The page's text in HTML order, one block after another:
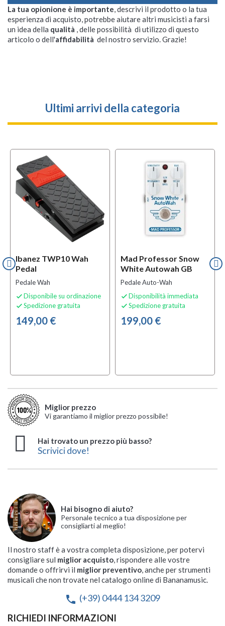
La tua opionione è importante, descrivi il prodotto o la tua
esperienza di acquisto, potrebbe aiutare altri musicisti a farsi
un idea della qualità , delle possibilità di utilizzo di questo
articolo o dell'affidabilità del nostro servizio. Grazie!
Ultimi arrivi della categoria
Ibanez TWP10 Wah
Pedal
Pedale Wah
 Disponibile su ordinazione
 Spedizione gratuita
149,00 €
Mad Professor Snow
White Autowah GB
Pedale Auto-Wah
 Disponibilità immediata
 Spedizione gratuita
199,00 €
Miglior prezzo
Vi garantiamo il miglior prezzo possibile!
Hai trovato un prezzo più basso?
Scrivici dove!
Hai bisogno di aiuto?
Personale tecnico a tua disposizione per
consigliarti al meglio!
Il nostro staff è a vostra completa disposizione, per potervi
consigliare sul miglior acquisto, rispondere alle vostre
domande o offrirvi il miglior preventivo, anche per strumenti
musicali che non trovate nel catalogo online di Bananamusic.
phone (+39) 0444 134 3209
RICHIEDI INFORMAZIONI